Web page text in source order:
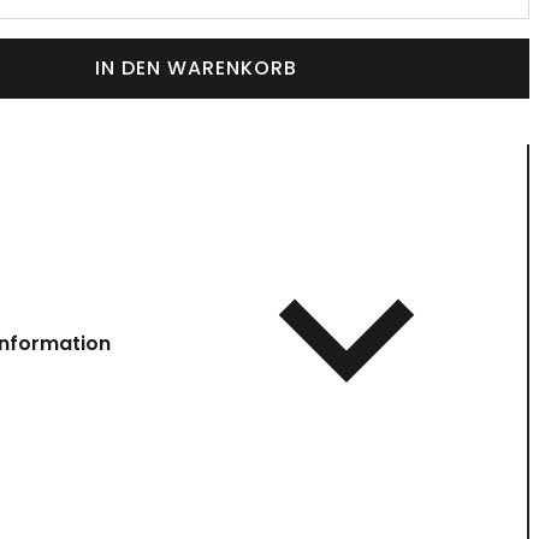
IN DEN WARENKORB